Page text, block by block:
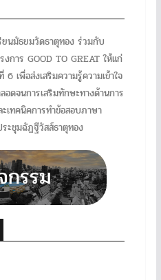
นมัธยมวัดธาตุทอง ร่วมกับ
การ GOOD TO GREAT ให้แก่
เพื่อส่งเสริมความรู้ความเข้าใจ
ดจนการเสริมทักษะทางด้านการ
ทคนิคการทำข้อสอบภาษา
ะชุมฉัฏฐีวัสส์ธาตุทอง